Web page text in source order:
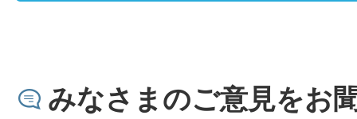
みなさまのご意見をお